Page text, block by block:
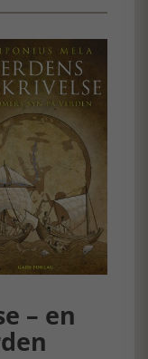
– en